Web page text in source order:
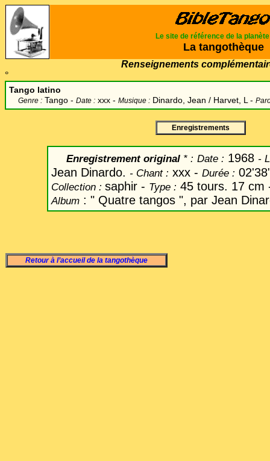
Le site de référence de la planète
La tangothèque
Renseignements
°
Tango latino
Genre : Tango - Date : xxx - Musique : Dinardo, Jean / Harvet, L -
Enregistrements
Enregistrement original * : Date : 1968 -
Jean Dinardo. - Chant: xxx - Durée :
Collection : saphir - Type : 45 tours. 17
Album : " Quatre tangos ", par Jean
Retour à l’accueil de la tangothèque